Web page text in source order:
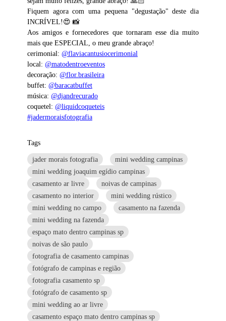
Fiquem agora com uma pequena "degustação" deste dia
INCRÍVEL!😍 📸
Aos amigos e fornecedores que tornaram esse dia muito
mais que ESPECIAL, o meu grande abraço!
cerimonial: @flaviacantusiocerimonial
local: @matodentroeventos
decoração: @flor.brasileira
buffet: @baracatbuffet
música: @djandrecurado
coquetel: @liquidcoqueteis
#jadermoraisfotografia
Tags
jader morais fotografia
mini wedding campinas
mini wedding joaquim egídio campinas
casamento ar livre
noivas de campinas
casamento no interior
mini wedding rústico
mini wedding no campo
casamento na fazenda
mini wedding na fazenda
espaço mato dentro campinas sp
noivas de são paulo
fotografia de casamento campinas
fotógrafo de campinas e região
fotografia casamento sp
fotógrafo de casamento sp
mini wedding ao ar livre
casamento espaço mato dentro campinas sp